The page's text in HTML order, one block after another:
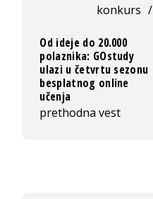
konkurs /
Od ideje do 20.000
polaznika: GOstudy
ulazi u četvrtu sezonu
besplatnog online
učenja
prethodna vest